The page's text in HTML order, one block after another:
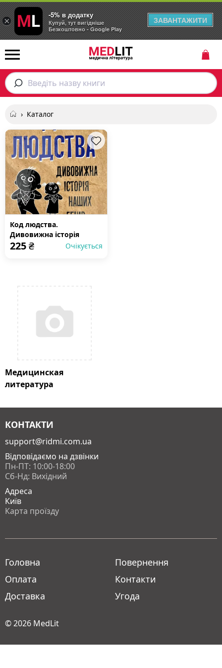
Введіть назву книги
› Каталог
Код людства.
Дивовижна історія
наших генів
225₴ Очікується
Медицинская
литература
КОНТАКТИ
support@ridmi.com.ua
Відповідаємо на дзвінки
Пн-ПТ: 10:00-18:00
Сб-Нд: Вихідний
Адреса
Київ
Карта проїзду
Головна
Оплата
Доставка
Повернення
Контакти
Угода
© 2026 MedLit
×
-5% в додатку
Купуй, тут вигідніше
Безкоштовно - Google Play
ЗАВАНТАЖИТИ